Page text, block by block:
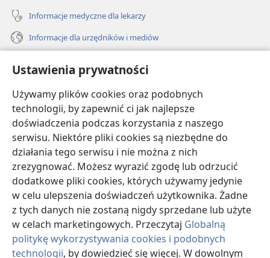
Ustawienia prywatności
Używamy plików cookies oraz podobnych
technologii, by zapewnić ci jak najlepsze
doświadczenia podczas korzystania z naszego
serwisu. Niektóre pliki cookies są niezbędne do
działania tego serwisu i nie można z nich
zrezygnować. Możesz wyrazić zgodę lub odrzucić
dodatkowe pliki cookies, których używamy jedynie
w celu ulepszenia doświadczeń użytkownika. Żadne
z tych danych nie zostaną nigdy sprzedane lub użyte
w celach marketingowych. Przeczytaj Globalną
politykę wykorzystywania cookies i podobnych
technologii, by dowiedzieć się więcej. W dowolnym
Informacje medyczne dla lekarzy
Informacje dla urzędników i mediów
Darowizny
(opens
new
window)BIBLIOTEKA INTERNETOWA Strażnicy
(opens
new
window)JW Hub
(opens
new
window)JW Library
Watchtower Library